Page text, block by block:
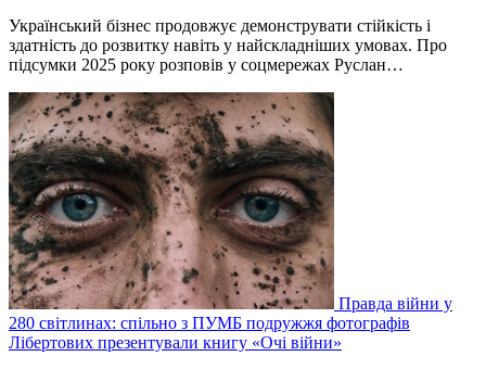
Український бізнес продовжує демонструвати стійкість і
здатність до розвитку навіть у найскладніших умовах. Про
підсумки 2025 року розповів у соцмережах Руслан…
Правда війни у
280 світлинах: спільно з ПУМБ подружжя фотографів
Лібертових презентували книгу «Очі війни»